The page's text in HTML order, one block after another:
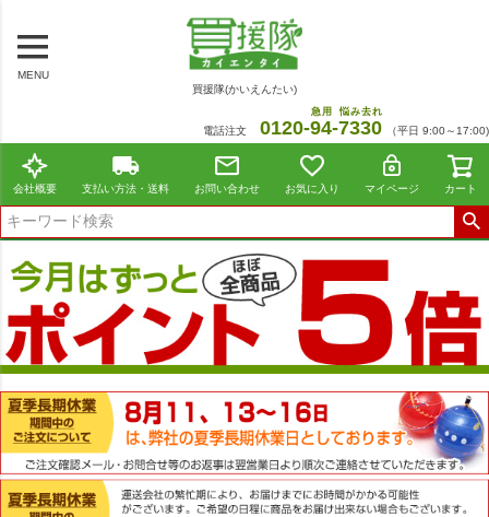
MENU
買援隊(かいえんたい)
電話注文 0120-94
急用
-7330
悩み去れ
（平日 9:00～17:00)
会社概要 支払い方法・送料 お問い合わせ お気に入り マイページ カート